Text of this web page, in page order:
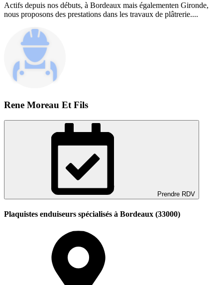
Actifs depuis nos débuts, à Bordeaux mais égalementen Gironde,
nous proposons des prestations dans les travaux de plâtrerie....
Rene Moreau Et Fils
Prendre RDV
Plaquistes enduiseurs spécialisés à Bordeaux (33000)